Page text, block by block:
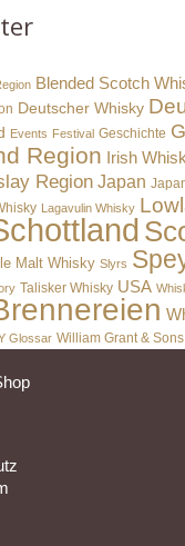
Blended Scotch
Deutscher Whisky
Events Festival Geschichte
Region Irish
Region Japan
Lagavulin Whisky
Malt Whisky Slyrs
Talisker Whisky USA
Glossar William Grant & Sons